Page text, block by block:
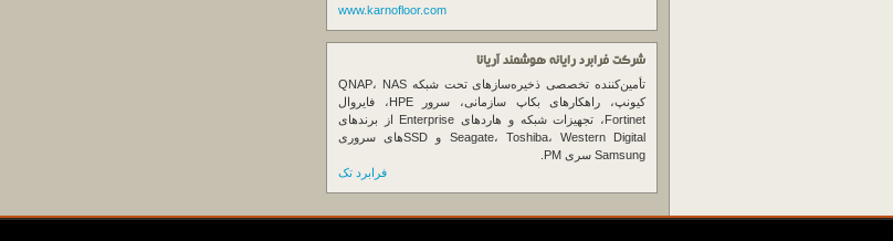
www.karnofloor.com
شرکت فرابرد رایانه هوشمند آریانا
تأمین‌کننده تخصصی ذخیره‌سازهای تحت شبکه QNAP، NAS
کیونپ، راهکارهای بکاپ سازمانی، سرور HPE، فایروال
Fortinet، تجهیزات شبکه و هاردهای Enterprise از برندهای
Seagate، Toshiba، Western Digital و SSDهای سروری
Samsung سری PM.
فرابرد تک